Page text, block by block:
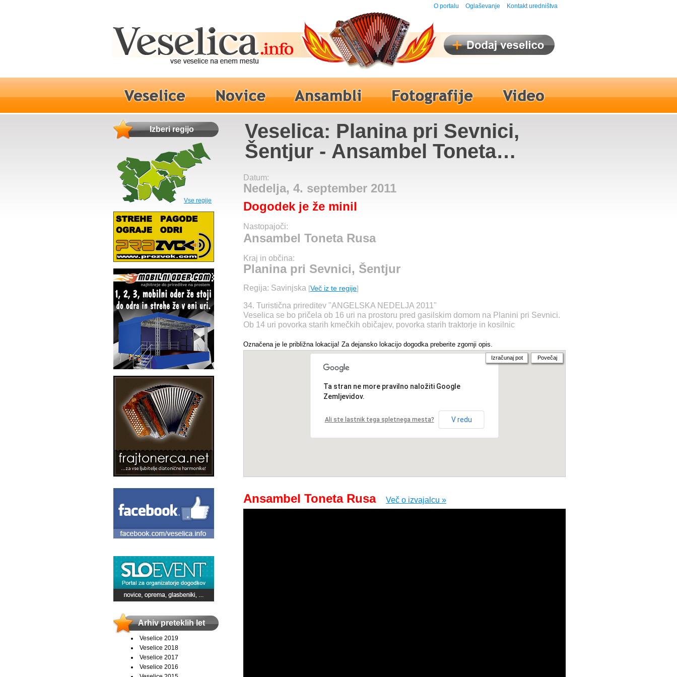
O portalu Oglaševanje Kontakt uredništva
Izberi regijo
Vse regije
Arhiv preteklih let
Veselice 2019
Veselice 2018
Veselice 2017
Veselice 2016
Veselica: Planina pri Sevnici,
Šentjur - Ansambel Toneta
Rusa
Datum:
Nedelja, 4. september 2011
Dogodek je že minil
Nastopajoči:
Ansambel Toneta Rusa
Kraj in občina:
Planina pri Sevnici, Šentjur
Regija: Savinjska [Več iz te regije]
34. Turistična prireditev "ANGELSKA NEDELJA 2011"
Veselica se bo pričela ob 16 uri na prostoru pred gasilskim domom na Planini pri Sevnici.
Ob 14 uri povorka starih kmečkih običajev, povorka starih traktorje in kosilnic
Označena je le približna lokacija! Za dejansko lokacijo dogodka preberite zgornji opis.
Ta stran ne more pravilno naložiti Google
Zemljevidov.
Ali ste lastnik tega spletnega mesta? V redu
Izračunaj pot Povečaj
Ansambel Toneta Rusa Več o izvajalcu »